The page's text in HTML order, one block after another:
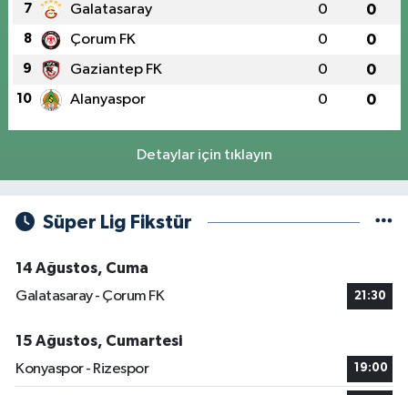
7 Galatasaray 0 0
8 Çorum FK 0 0
9 Gaziantep FK 0 0
10 Alanyaspor 0 0
Detaylar için tıklayın
Süper Lig Fikstür
14 Ağustos, Cuma
Galatasaray - Çorum FK
21:30
15 Ağustos, Cumartesi
Konyaspor - Rizespor
19:00